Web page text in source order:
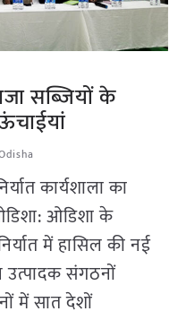
सब्जियों के
कार्यशाला का
ओडिशा के
में हासिल की नई
संगठनों
में सात देशों